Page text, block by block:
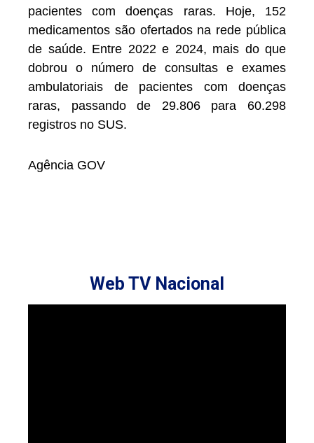
pacientes com doenças raras. Hoje, 152
medicamentos são ofertados na rede pública
de saúde. Entre 2022 e 2024, mais do que
dobrou o número de consultas e exames
ambulatoriais de pacientes com doenças
raras, passando de 29.806 para 60.298
registros no SUS.
Agência GOV
Web TV Nacional